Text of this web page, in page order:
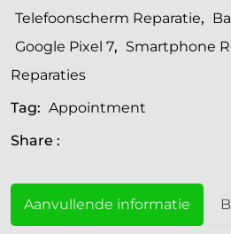
Telefoonscherm Reparatie,
Google Pixel 7, Smartphone
Reparaties
Tag: Appointment
Share :
Aanvullende informatie